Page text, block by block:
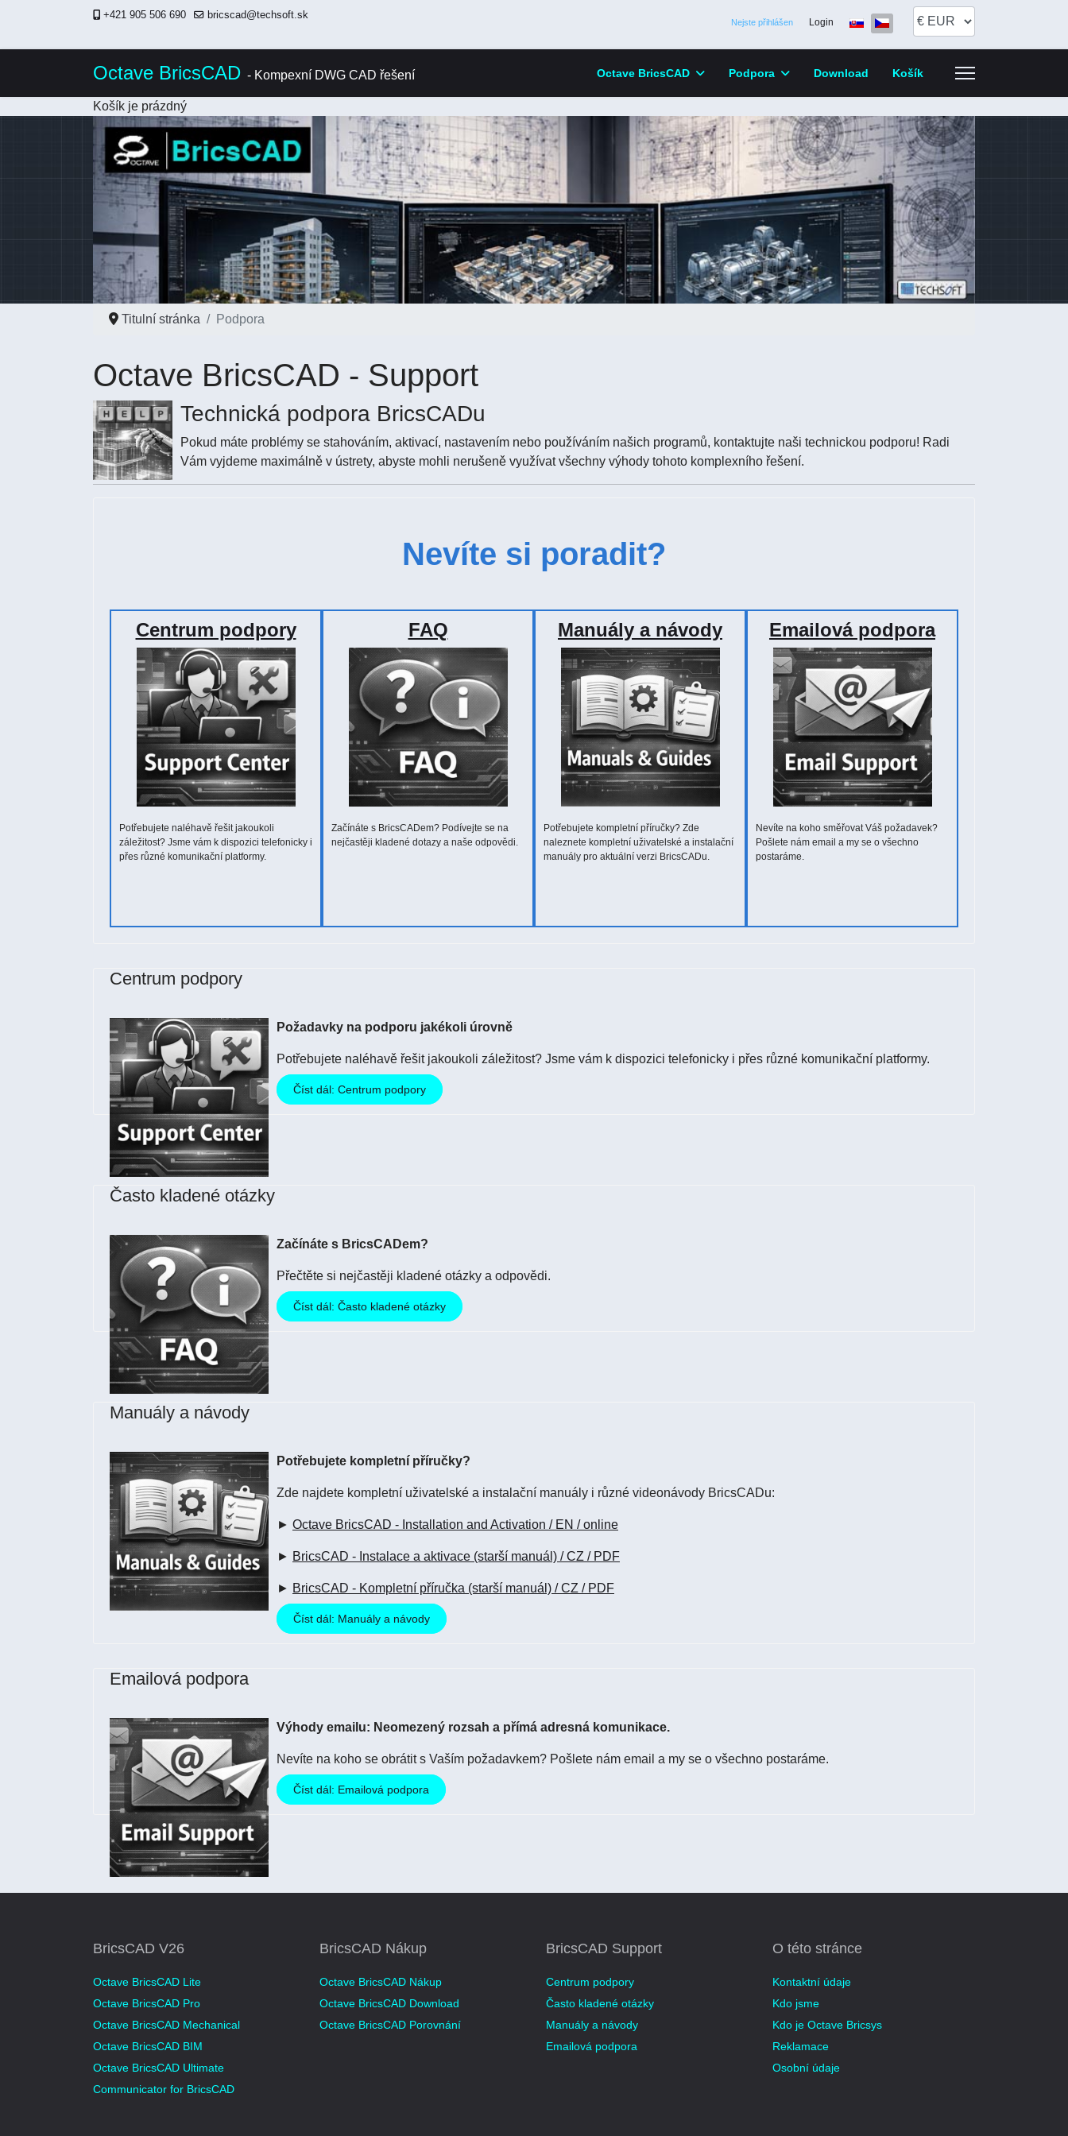
+421 905 506 690 bricscad@techsoft.sk
Nejste přihlášen Login Zvolte jazyk
Octave BricsCAD - Kompexní DWG CAD řešení Octave BricsCAD Podpora Download Košík
Košík je prázdný
Titulní stránka Podpora
Octave BricsCAD - Support
Technická podpora BricsCADu
Pokud máte problémy se stahováním, aktivací, nastavením nebo používáním našich programů, kontaktujte naši technickou podporu! Radi
Vám vyjdeme maximálně v ústrety, abyste mohli nerušeně využívat všechny výhody tohoto komplexního řešení.
Nevíte si poradit?
Centrum podpory
Potřebujete naléhavě řešit jakoukoli
záležitost? Jsme vám k dispozici telefonicky i
přes různé komunikační platformy.
FAQ
Začínáte s BricsCADem? Podívejte se na
nejčastěji kladené dotazy a naše odpovědi.
Manuály a návody
Potřebujete kompletní příručky? Zde
naleznete kompletní uživatelské a instalační
manuály pro aktuální verzi BricsCADu.
Emailová podpora
Nevíte na koho směřovat Váš požadavek?
Pošlete nám email a my se o všechno
postaráme.
Centrum podpory
Požadavky na podporu jakékoli úrovně
Potřebujete naléhavě řešit jakoukoli záležitost? Jsme vám k dispozici telefonicky i přes různé komunikační platformy.
Číst dál: Centrum podpory
Často kladené otázky
Začínáte s BricsCADem?
Přečtěte si nejčastěji kladené otázky a odpovědi.
Číst dál: Často kladené otázky
Manuály a návody
Potřebujete kompletní příručky?
Zde najdete kompletní uživatelské a instalační manuály i různé videonávody BricsCADu:
► Octave BricsCAD - Installation and Activation / EN / online
► BricsCAD - Instalace a aktivace (starší manuál) / CZ / PDF
► BricsCAD - Kompletní příručka (starší manuál) / CZ / PDF
Číst dál: Manuály a návody
Emailová podpora
Výhody emailu: Neomezený rozsah a přímá adresná komunikace.
Nevíte na koho se obrátit s Vaším požadavkem? Pošlete nám email a my se o všechno postaráme.
Číst dál: Emailová podpora
BricsCAD V26
Octave BricsCAD Lite
Octave BricsCAD Pro
Octave BricsCAD Mechanical
Octave BricsCAD BIM
Octave BricsCAD Ultimate
Communicator for BricsCAD
BricsCAD Nákup
Octave BricsCAD Nákup
Octave BricsCAD Download
Octave BricsCAD Porovnání
BricsCAD Support
Centrum podpory
Často kladené otázky
Manuály a návody
Emailová podpora
O této stránce
Kontaktní údaje
Kdo jsme
Kdo je Octave Bricsys
Reklamace
Osobní údaje